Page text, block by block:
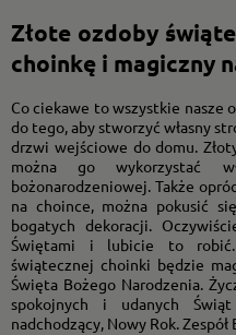
Złote ozdoby
choinkę i magiczny
Co ciekawe to wszystkie nasze
do tego, aby stworzyć własny
drzwi wejściowe do domu.
można go wykorzystać
bożonarodzeniowej. Także
na choince, można pokusić
bogatych dekoracji.
Świętami i lubicie to
świątecznej choinki będzie
Święta Bożego Narodzenia.
spokojnych i udanych
nadchodzący, Nowy Rok. Zespół